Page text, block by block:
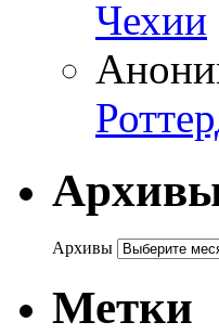
Чехии
Архивы
Метки